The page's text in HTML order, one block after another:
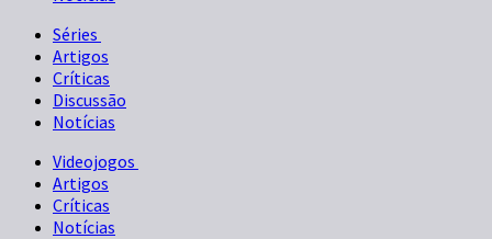
Séries
Artigos
Críticas
Discussão
Notícias
Videojogos
Artigos
Críticas
Notícias